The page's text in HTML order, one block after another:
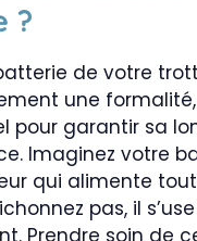
?
de votre
une
pour garantir sa
Imaginez votre
qui alimente tout
pas, il s’use
Prendre soin de